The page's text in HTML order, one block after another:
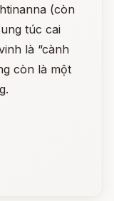
(còn
túc cai
là “cành
còn là một